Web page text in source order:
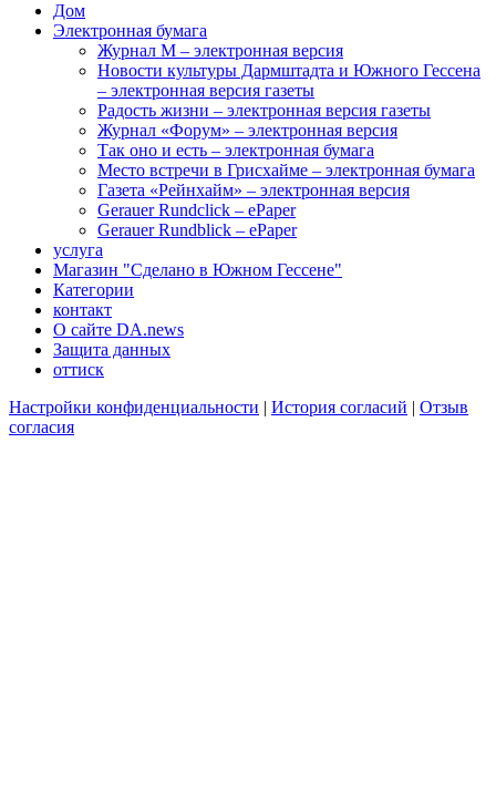
Дом
Электронная бумага
Журнал M – электронная версия
Новости культуры Дармштадта и Южного Гессена
– электронная версия газеты
Радость жизни – электронная версия газеты
Журнал «Форум» – электронная версия
Так оно и есть – электронная бумага
Место встречи в Грисхайме – электронная бумага
Газета «Рейнхайм» – электронная версия
Gerauer Rundclick – ePaper
Gerauer Rundblick – ePaper
услуга
Магазин "Сделано в Южном Гессене"
Категории
контакт
О сайте DA.news
Защита данных
оттиск
Настройки конфиденциальности | История согласий | Отзыв
согласия